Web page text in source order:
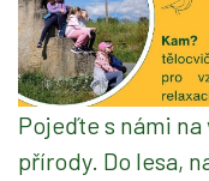
Pojeďte s námi
přírody. Do lesa,